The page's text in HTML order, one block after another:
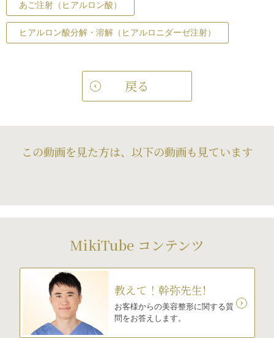
あご注射（ヒアルロン酸）
ヒアルロン酸分解・溶解（ヒアルロニダーゼ注射）
戻る
この動画を見た方は、以下の動画も見ています
MikiTube コンテンツ
教えて！幹弥先生!
お客様からの美容整形に関する質
問をお答えします。